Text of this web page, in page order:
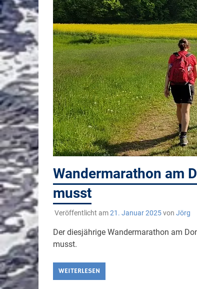
Wandermarathon am
musst
Veröffentlicht am21. Januar 2025von Jörg
Der diesjährige Wandermarathon am
musst.
WEITERLESEN